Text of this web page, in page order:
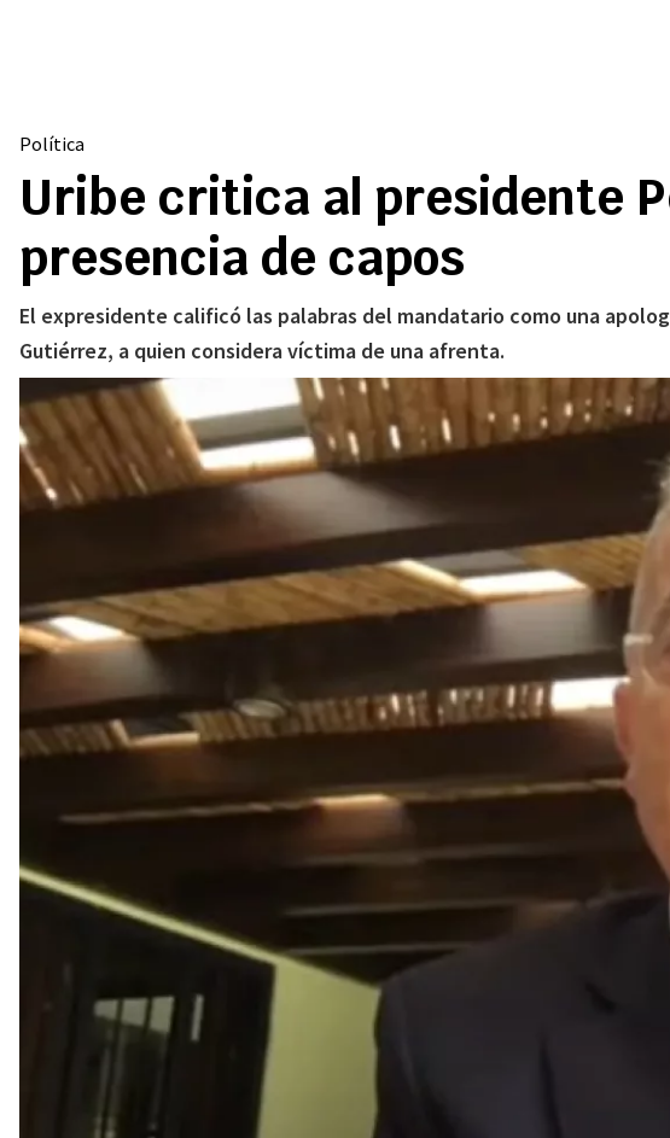
Política
Uribe critica al presidente
presencia de capos
El expresidente calificó las palabras del mandatario como una
Gutiérrez, a quien considera víctima de una afrenta.